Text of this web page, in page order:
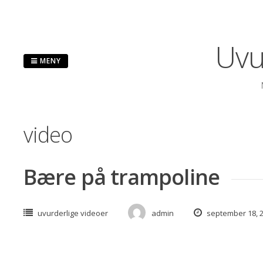
MENY
video
Bære på trampoline
uvurderlige videoer admin september 18,